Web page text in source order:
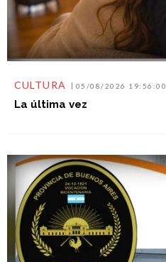
CULTURA 05/08/2026 19:56:00
La última vez